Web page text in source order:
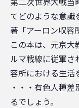
てどのような意
著「アーロン収
この本は、元京
ルマ戦線に従軍さ
容所における生活
・・・有色人種
るでしょう。